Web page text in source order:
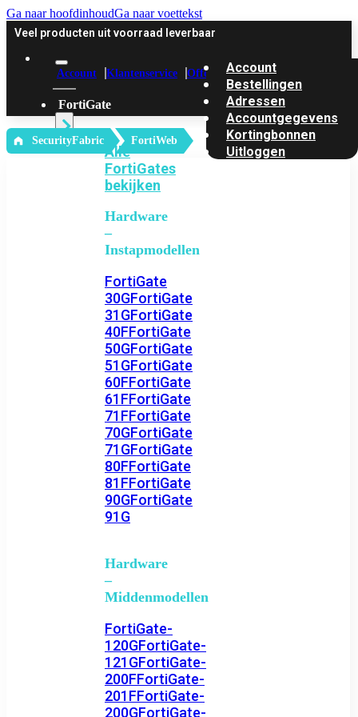
Ga naar hoofdinhoudGa naar voettekst
Veel producten uit voorraad leverbaar
Account Klantenservice Offerte
FortiGate
Alle
FortiGates
bekijken
Hardware
–
Instapmodellen
FortiGate
30GFortiGate
31GFortiGate
40FFortiGate
50GFortiGate
51GFortiGate
60FFortiGate
61FFortiGate
71FFortiGate
70GFortiGate
71GFortiGate
80FFortiGate
81FFortiGate
90GFortiGate
91G
Hardware
–
Middenmodellen
FortiGate-
120GFortiGate-
121GFortiGate-
200FFortiGate-
201FFortiGate-
200GFortiGate-
Account
Bestellingen
Adressen
Accountgegevens
Kortingbonnen
Uitloggen
‎ SecurityFabric FortiWeb